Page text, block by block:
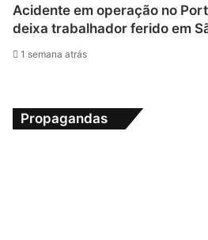
Acidente em operação no
deixa trabalhador ferido em
1 semana atrás
Propagandas